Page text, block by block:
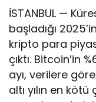
İSTANBUL —
başladığı
kripto para
çıktı. Bitcoin’in
ayı, verilere
altı yılın en